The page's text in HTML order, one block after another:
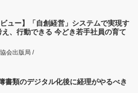
ビュー】「自創経営」システムで実現す
え、行動できる 今どき若手社員の育て
会出版局 /
類のデジタル化後に経理がやるべき